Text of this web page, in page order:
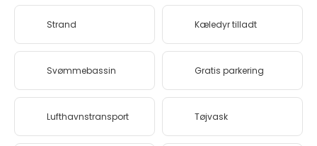
Strand Kæledyr tilladt
Svømmebassin Gratis parkering
Lufthavnstransport Tøjvask